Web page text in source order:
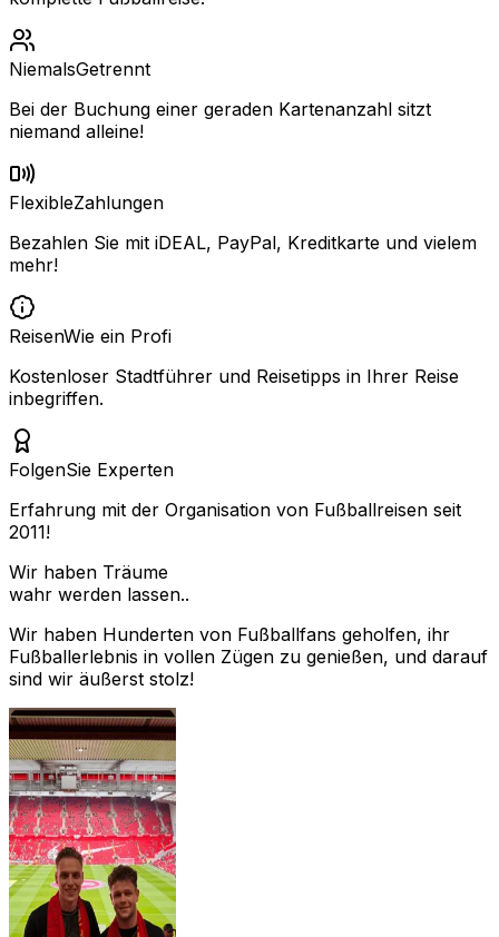
NiemalsGetrennt
Bei der Buchung einer geraden Kartenanzahl sitzt
niemand alleine!
FlexibleZahlungen
Bezahlen Sie mit iDEAL, PayPal, Kreditkarte und vielem
mehr!
ReisenWie ein Profi
Kostenloser Stadtführer und Reisetipps in Ihrer Reise
inbegriffen.
FolgenSie Experten
Erfahrung mit der Organisation von Fußballreisen seit
2011!
Wir haben Träume
wahr werden lassen..
Wir haben Hunderten von Fußballfans geholfen, ihr
Fußballerlebnis in vollen Zügen zu genießen, und darauf
sind wir äußerst stolz!